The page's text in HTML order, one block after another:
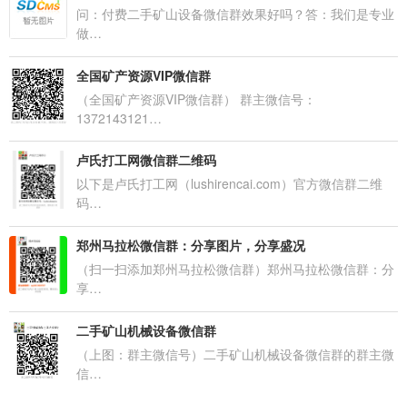
问：付费二手矿山设备微信群效果好吗？答：我们是专业
做…
全国矿产资源VIP微信群
（全国矿产资源VIP微信群） 群主微信号：
1372143121…
卢氏打工网微信群二维码
以下是卢氏打工网（lushirencai.com）官方微信群二维
码…
郑州马拉松微信群：分享图片，分享盛况
（扫一扫添加郑州马拉松微信群）郑州马拉松微信群：分
享…
二手矿山机械设备微信群
（上图：群主微信号）二手矿山机械设备微信群的群主微
信…